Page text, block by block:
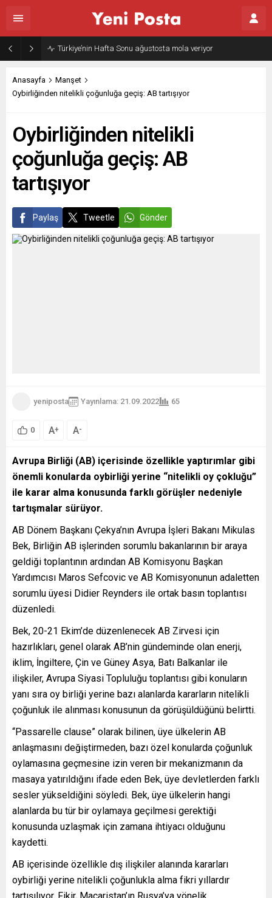
Türkiye’nin Hafta Sonu ağustosta mola veriyor
Anasayfa
Manşet
Oybirliğinden nitelikli çoğunluğa geçiş: AB tartışıyor
Oybirliğinden nitelikli
çoğunluğa geçiş: AB
tartışıyor
Paylaş Tweetle Gönder
yeniposta Yayınlama: 21.09.2022 65
0 A+ A-
Avrupa Birliği (AB) içerisinde özellikle yaptırımlar gibi
önemli konularda oybirliği yerine “nitelikli oy çokluğu”
ile karar alma konusunda farklı görüşler nedeniyle
tartışmalar sürüyor.
AB Dönem Başkanı Çekya’nın Avrupa İşleri Bakanı Mikulas
Bek, Birliğin AB işlerinden sorumlu bakanlarının bir araya
geldiği toplantının ardından AB Komisyonu Başkan
Yardımcısı Maros Sefcovic ve AB Komisyonunun adaletten
sorumlu üyesi Didier Reynders ile ortak basın toplantısı
düzenledi.
Bek, 20-21 Ekim’de düzenlenecek AB Zirvesi için
hazırlıkları, genel olarak AB’nin gündeminde olan enerji,
iklim, İngiltere, Çin ve Güney Asya, Batı Balkanlar ile
ilişkiler, Avrupa Siyasi Topluluğu toplantısı gibi konuların
yanı sıra oy birliği yerine bazı alanlarda kararların nitelikli
çoğunluk ile alınması konusunun da görüşüldüğünü belirtti.
“Passarelle clause” olarak bilinen, üye ülkelerin AB
anlaşmasını değiştirmeden, bazı özel konularda çoğunluk
oylamasına geçmesine izin veren bir mekanizmanın da
masaya yatırıldığını ifade eden Bek, üye devletlerden farklı
sesler yükseldiğini söyledi. Bek, üye ülkelerin hangi
alanlarda bu tür bir oylamaya geçilmesi gerektiği
konusunda uzlaşmak için zamana ihtiyacı olduğunu
kaydetti.
AB içerisinde özellikle dış ilişkiler alanında kararları
oybirliği yerine nitelikli çoğunlukla alma fikri yıllardır
tartışılıyor. Fikir, Macaristan’ın Rusya’ya yönelik